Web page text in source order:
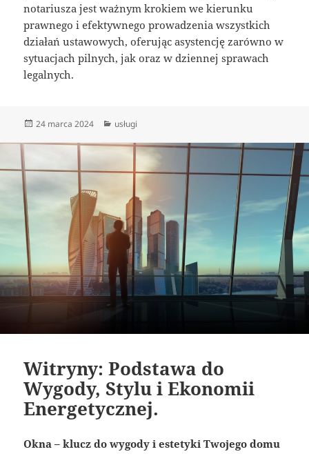
notariusza jest ważnym krokiem we kierunku
prawnego i efektywnego prowadzenia wszystkich
działań ustawowych, oferując asystencję zarówno w
sytuacjach pilnych, jak oraz w dziennej sprawach
legalnych.
Data
24 marca 2024 Kategorie
usługi
Witryny: Podstawa do
Wygody, Stylu i Ekonomii
Energetycznej.
Okna – klucz do wygody i estetyki Twojego domu